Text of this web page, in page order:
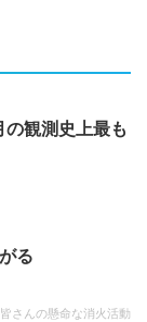
観測史上最も
る
さんの懸命な消火活動